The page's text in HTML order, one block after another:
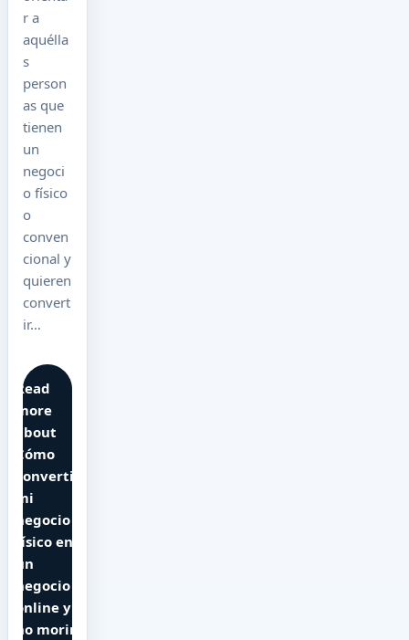
r a
aquélla
s
person
as que
tienen
un
negoci
o físico
o
conven
cional y
quieren
convert
ir…
Read
more
about
Cómo
convertir
mi
negocio
físico en
un
negocio
online y
no morir